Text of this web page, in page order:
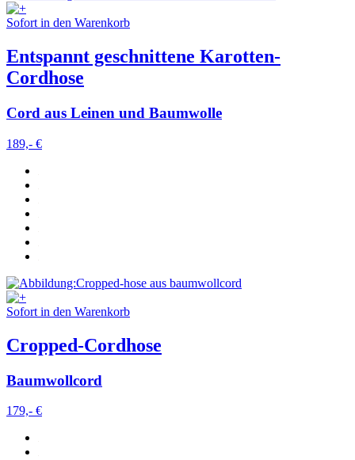
Sofort in den Warenkorb
Entspannt geschnittene Karotten-
Cordhose
Cord aus Leinen und Baumwolle
189,- €
Sofort in den Warenkorb
Cropped-Cordhose
Baumwollcord
179,- €